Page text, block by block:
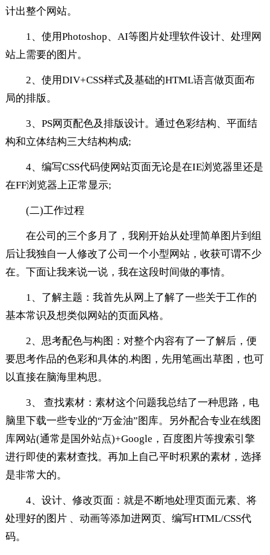
计出整个网站。
1、使用Photoshop、AI等图片处理软件设计、处理网
站上需要的图片。
2、使用DIV+CSS样式及基础的HTML语言做页面布
局的排版。
3、PS网页配色及排版设计。通过色彩结构、平面结
构和立体结构三大结构构成;
4、编写CSS代码使网站页面无论是在IE浏览器里还是
在FF浏览器上正常显示;
(二)工作过程
在公司的三个多月了，我刚开始从处理简单图片到组
后让我独自一人修改了公司一个小型网站，收获可谓不少
在。下面让我来说一说，我在这段时间做的事情。
1、了解主题：我首先从网上了解了一些关于工作的
基本常识及想类似网站的页面风格。
2、思考配色与构图：对整个内容有了一了解后，便
要思考作品的色彩和具体的.构图，先用笔画出草图，也可
以直接在脑海里构思。
3、 查找素材：素材这个问题我总结了一种思路，电
脑里下载一些专业的“万金油”图库。另外配合专业在线图
库网站(通常是国外站点)+Google，百度图片等搜索引擎
进行即使的素材查找。再加上自己平时积累的素材，选择
是非常大的。
4、设计、修改页面：就是不断地处理页面元素、将
处理好的图片 、动画等添加进网页、编写HTML/CSS代
码。